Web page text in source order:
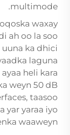
multimode.
waxay
ah oo la soo
ka dhici
laguna
heli kara
weyn 50 dB
taasoo
yar yaraa iyo
waaweyn.